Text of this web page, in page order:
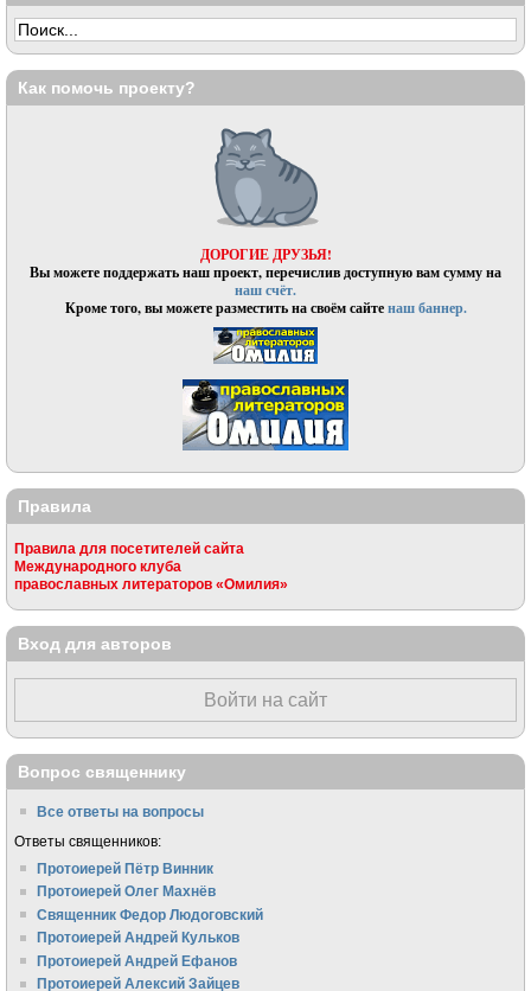
Как помочь проекту?
ДОРОГИЕ ДРУЗЬЯ!
Вы можете поддержать наш проект, перечислив доступную вам сумму на
наш счёт.
Кроме того, вы можете разместить на своём сайтенаш баннер.
Правила
Правила для посетителей сайта
Международного клуба
православных литераторов «Омилия»
Вход для авторов
Войти на сайт
Вопрос священнику
Все ответы на вопросы
Ответы священников:
Протоиерей Пётр Винник
Протоиерей Олег Махнёв
Священник Федор Людоговский
Протоиерей Андрей Кульков
Протоиерей Андрей Ефанов
Протоиерей Алексий Зайцев